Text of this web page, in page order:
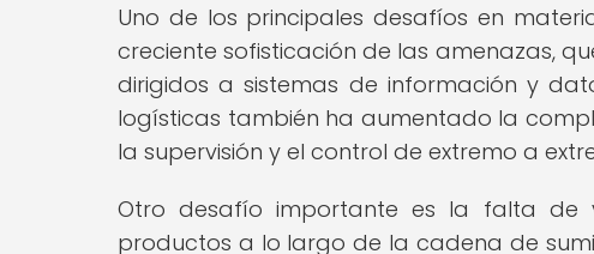
Uno de los principales desafíos en
creciente sofisticación de las amenazas,
dirigidos a sistemas de información y
logísticas también ha aumentado la
la supervisión y el control de extremo a
Otro desafío importante es la falta de
productos a lo largo de la cadena de